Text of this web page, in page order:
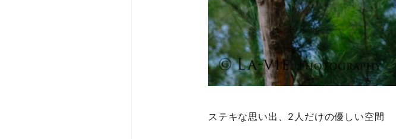
ステキな思い出、2人だけの優しい空間